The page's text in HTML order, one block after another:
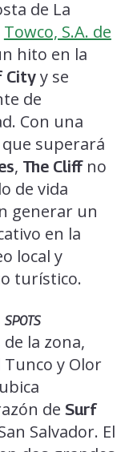
de La
Towco, S.A. de
hito en la
Cityy se
de
Con una
superará
, The Cliffno
de vida
generar un
en la
local y
turístico.
SPOTS
la zona,
Tunco y Olor
de Surf
Salvador. El